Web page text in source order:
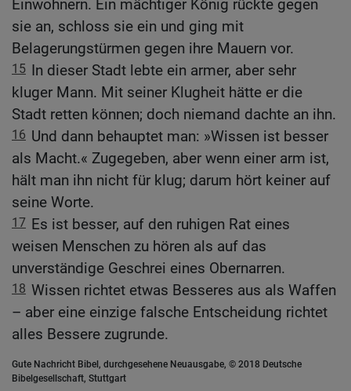
Einwohnern. Ein mächtiger König rückte gegen
sie an, schloss sie ein und ging mit
Belagerungstürmen gegen ihre Mauern vor.
15 In dieser Stadt lebte ein armer, aber sehr
kluger Mann. Mit seiner Klugheit hätte er die
Stadt retten können; doch niemand dachte an ihn.
16 Und dann behauptet man: »Wissen ist besser
als Macht.« Zugegeben, aber wenn einer arm ist,
hält man ihn nicht für klug; darum hört keiner auf
seine Worte.
17 Es ist besser, auf den ruhigen Rat eines
weisen Menschen zu hören als auf das
unverständige Geschrei eines Obernarren.
18 Wissen richtet etwas Besseres aus als Waffen
– aber eine einzige falsche Entscheidung richtet
alles Bessere zugrunde.
Gute Nachricht Bibel, durchgesehene Neuausgabe, © 2018 Deutsche
Bibelgesellschaft, Stuttgart